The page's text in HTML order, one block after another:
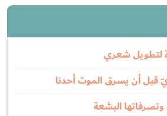
لتطويل شعري
قبل أن يسرق الموت أحدنا
البشعة